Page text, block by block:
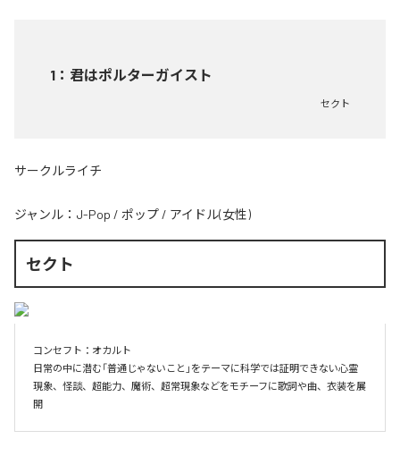
1 ： 君はポルターガイスト
セクト
サークルライチ
ジャンル： J-Pop / ポップ / アイドル(女性)
セクト
コンセフト：オカルト
日常の中に潜む「普通じゃないこと」をテーマに科学では証明できない心霊
現象、怪談、超能力、魔術、超常現象などをモチーフに歌詞や曲、衣装を展
開